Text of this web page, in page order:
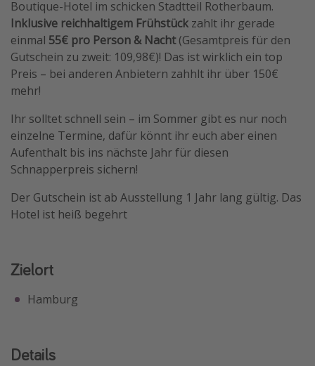
Last Minute Urlaub Mallorca
Last Minute Urlaub Deutschland
Boutique-Hotel im schicken Stadtteil Rotherbaum.
Inklusive reichhaltigem Frühstück zahlt ihr gerade
einmal 55€ pro Person & Nacht(Gesamtpreis für den
Gutschein zu zweit: 109,98€)! Das ist wirklich ein top
Preis – bei anderen Anbietern zahhlt ihr über 150€
mehr!
Ihr solltet schnell sein – im Sommer gibt es nur noch
einzelne Termine, dafür könnt ihr euch aber einen
Aufenthalt bis ins nächste Jahr für diesen
Schnapperpreis sichern!
Der Gutschein ist ab Ausstellung 1 Jahr lang gültig. Das
Hotel ist heiß begehrt
Zielort
Hamburg
Details